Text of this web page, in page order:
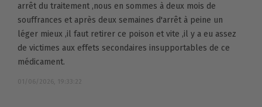
arrêt du traitement ,nous en sommes à deux mois de
souffrances et après deux semaines d'arrêt à peine un
léger mieux ,il faut retirer ce poison et vite ,il y a eu assez
de victimes aux effets secondaires insupportables de ce
médicament.
01/06/2026, 19:33:22